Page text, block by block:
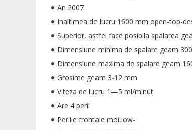
An 2007
Inaltimea de lucru 1600 mm open-top-
Superior, astfel face posibila spalarea
Dimensiune minima de spalare geam
Dimensiune maxima de spalare geam
Grosime geam 3-12 mm
Viteza de lucru 1—5 ml/minut
Are 4 perii
Periile frontale moi,low-